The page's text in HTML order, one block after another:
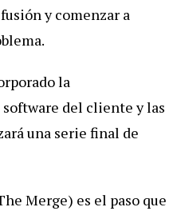
y comenzar a
la
del cliente y las
una serie final de
Merge) es el paso que